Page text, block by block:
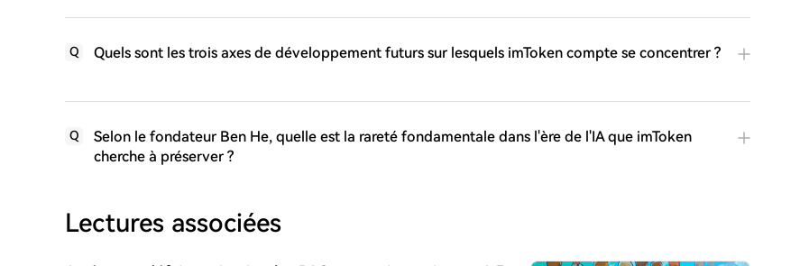
Q Quels sont les trois axes de développement futurs sur lesquels imToken compte se concentrer ?
Q
Selon le fondateur Ben He, quelle est la rareté fondamentale dans l'ère de l'IA que imToken
cherche à préserver ?
Lectures associées